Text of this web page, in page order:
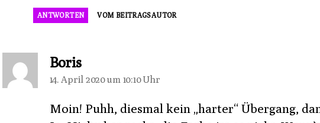
ANTWORTEN VOM BEITRAGSAUTOR
Borissagt:
14. April 2020 um 10:10 Uhr
Moin! Puhh, diesmal kein „harter“ Übergang,